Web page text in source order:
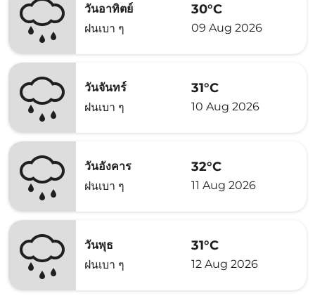
วันอาทิตย์
ฝนเบา ๆ
30°C
09 Aug 2026
วันจันทร์
ฝนเบา ๆ
31°C
10 Aug 2026
วันอังคาร
ฝนเบา ๆ
32°C
11 Aug 2026
วันพุธ
ฝนเบา ๆ
31°C
12 Aug 2026